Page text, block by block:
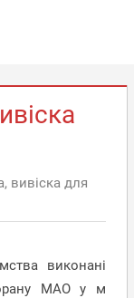
вивіска для
виконані
МАО у м